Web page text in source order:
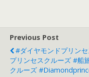
Previous Post
#ダイヤモンドプリン
プリンセスクルーズ #船
クルーズ